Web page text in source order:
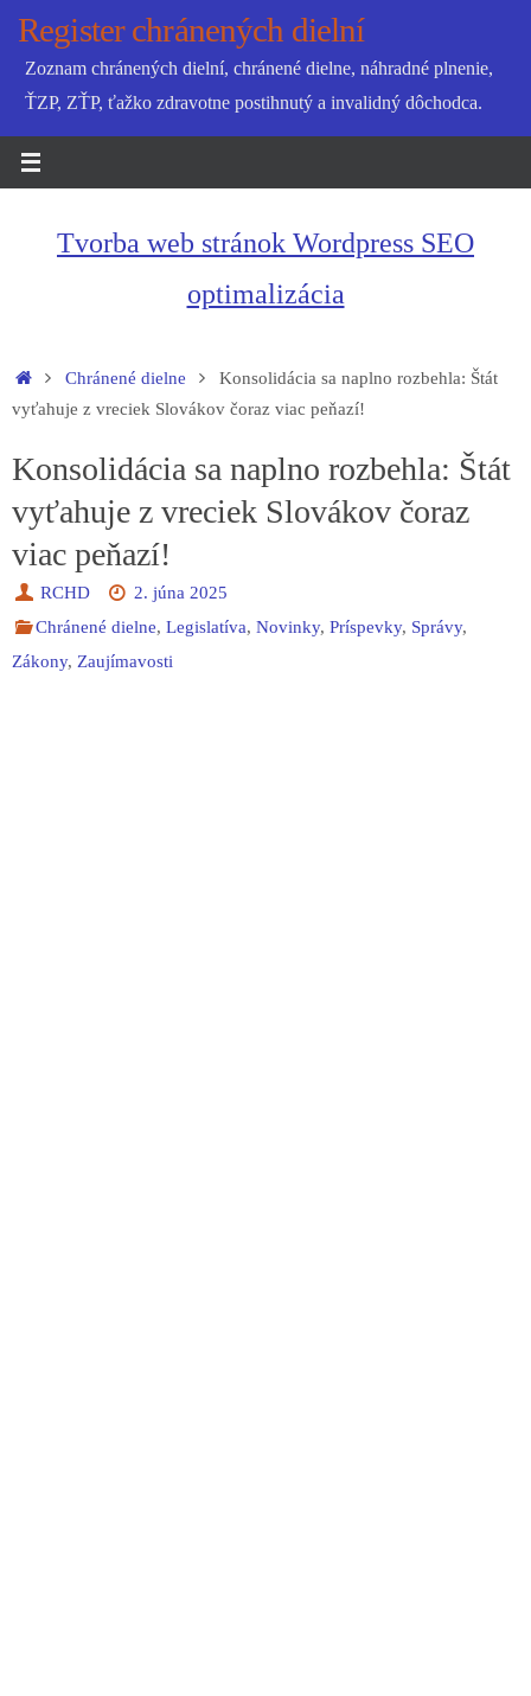
SkipRegister chránených dielní
Zoznam chránených dielní, chránené dielne, náhradné plnenie,
ŤZP, ZŤP, ťažko zdravotne postihnutý a invalidný dôchodca.
Tvorba web stránok Wordpress SEO
optimalizácia
HomeChránené dielne
Konsolidácia sa naplno rozbehla: Štát
vyťahuje z vreciek Slovákov čoraz viac peňazí!
Konsolidácia sa naplno rozbehla: Štát
vyťahuje z vreciek Slovákov čoraz
viac peňazí!
RCHD
2. júna 2025
Chránené dielne,Legislatíva,Novinky,Príspevky, Správy,
Zákony, Zaujímavosti